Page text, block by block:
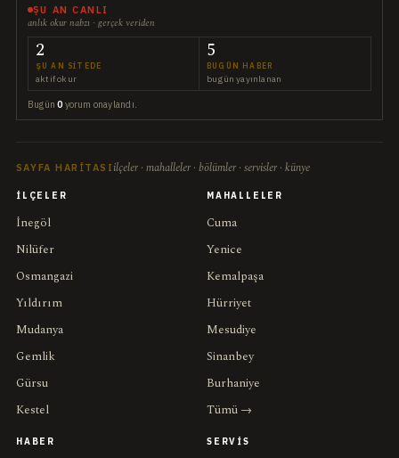
ŞU AN CANLI
anlık okur nabzı · gerçek veriden
2
ŞU AN SITEDE
aktif okur
5
BUGÜN HABER
bugün yayınlanan
Bugün0 yorum onaylandı.
SAYFA HARITASI ilçeler · mahalleler · bölümler · servisler · künye
İLÇELER
İnegöl
Nilüfer
Osmangazi
Yıldırım
Mudanya
Gemlik
Gürsu
Kestel
MAHALLELER
Cuma
Yenice
Kemalpaşa
Hürriyet
Mesudiye
Sinanbey
Burhaniye
Tümü →
HABER SERVIS